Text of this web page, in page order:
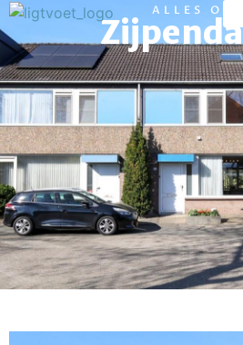
ALLES